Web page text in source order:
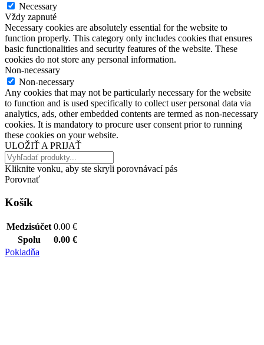
Necessary
Vždy zapnuté
Necessary cookies are absolutely essential for the website to
function properly. This category only includes cookies that ensures
basic functionalities and security features of the website. These
cookies do not store any personal information.
Non-necessary
Non-necessary
Any cookies that may not be particularly necessary for the website
to function and is used specifically to collect user personal data via
analytics, ads, other embedded contents are termed as non-necessary
cookies. It is mandatory to procure user consent prior to running
these cookies on your website.
ULOŽIŤ A PRIJAŤ
Kliknite vonku, aby ste skryli porovnávací pás
Porovnať
Košík
Medzisúčet 0.00 €
Spolu
0.00 €
Pokladňa